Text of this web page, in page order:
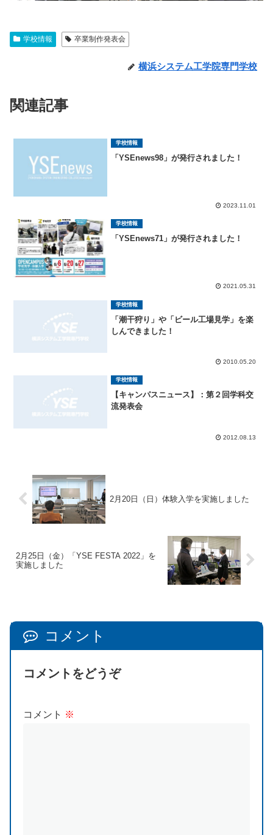
学校情報 卒業制作発表会
横浜システム工学院専門学校
関連記事
学校情報
「YSEnews98」が発行されました！
2023.11.01
学校情報
「YSEnews71」が発行されました！
2021.05.31
学校情報
「潮干狩り」や「ビール工場見学」を楽
しんできました！
2010.05.20
学校情報
【キャンパスニュース】：第２回学科交
流発表会
2012.08.13
2月20日（日）体験入学を実施しました
2月25日（金）「YSE FESTA 2022」を
実施しました
コメント
コメントをどうぞ
コメント ※